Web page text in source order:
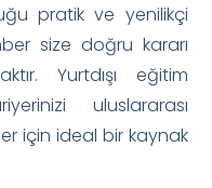
pratik ve yenilikçi
size doğru kararı
Yurtdışı eğitim
uluslararası
için ideal bir kaynak